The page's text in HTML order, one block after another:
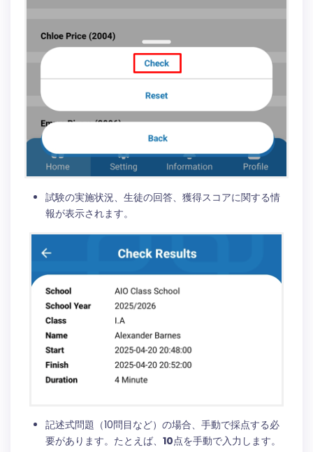
試験の実施状況、生徒の回答、獲得スコアに関する情
報が表示されます。
記述式問題（10問目など）の場合、手動で採点する必
要があります。たとえば、 10点を手動で入力します。